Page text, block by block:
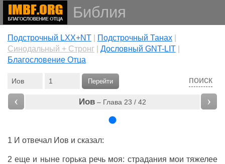
Библия
Подстрочный LXX+NT| Подстрочный Танах|
Cинодальный + Стронг| Дословный GNT-LIT|
Благословение Отца
поиск
Перейти
‹ Иов– Глава 23 / 42 ›
1 И отвечал Иов и сказал:
2 еще и ныне горька речь моя: страдания моитяжелее